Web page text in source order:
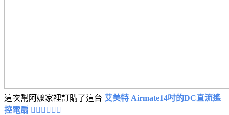
這次幫阿嬤家裡訂購了這台 艾美特 Airmate14吋的DC直流遙
控電扇 😶‍🌫️😶‍🌫️😶‍🌫️